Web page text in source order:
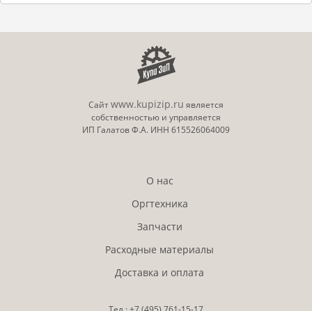
Сайтwww.kupizip.ru является
собственностью и управляется
ИП Галатов Ф.А. ИНН 615526064009
О нас
Оргтехника
Запчасти
Расходные материалы
Доставка и оплата